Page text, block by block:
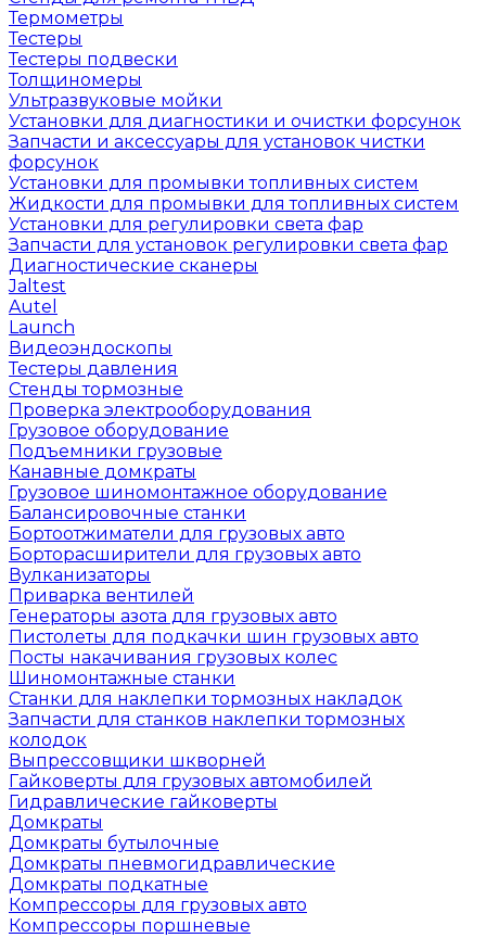
Термометры
Тестеры
Тестеры подвески
Толщиномеры
Ультразвуковые мойки
Установки для диагностики и очистки форсунок
Запчасти и аксессуары для установок чистки
форсунок
Установки для промывки топливных систем
Жидкости для промывки для топливных систем
Установки для регулировки света фар
Запчасти для установок регулировки света фар
Диагностические сканеры
Jaltest
Autel
Launch
Видеоэндоскопы
Тестеры давления
Стенды тормозные
Проверка электрооборудования
Грузовое оборудование
Подъемники грузовые
Канавные домкраты
Грузовое шиномонтажное оборудование
Балансировочные станки
Бортоотжиматели для грузовых авто
Борторасширители для грузовых авто
Вулканизаторы
Приварка вентилей
Генераторы азота для грузовых авто
Пистолеты для подкачки шин грузовых авто
Посты накачивания грузовых колес
Шиномонтажные станки
Станки для наклепки тормозных накладок
Запчасти для станков наклепки тормозных
колодок
Выпрессовщики шкворней
Гайковерты для грузовых автомобилей
Гидравлические гайковерты
Домкраты
Домкраты бутылочные
Домкраты пневмогидравлические
Домкраты подкатные
Компрессоры для грузовых авто
Компрессоры поршневые